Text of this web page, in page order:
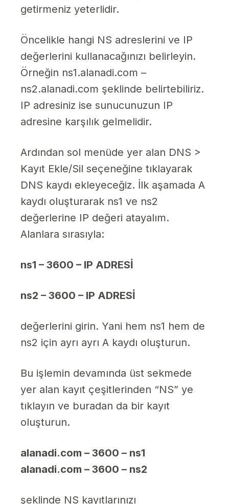
getirmeniz yeterlidir.
Öncelikle hangi NS adreslerini ve IP
değerlerini kullanacağınızı belirleyin.
Örneğin ns1.alanadi.com –
ns2.alanadi.com şeklinde belirtebiliriz.
IP adresiniz ise sunucunuzun IP
adresine karşılık gelmelidir.
Ardından sol menüde yer alan DNS >
Kayıt Ekle/Sil seçeneğine tıklayarak
DNS kaydı ekleyeceğiz. İlk aşamada A
kaydı oluşturarak ns1 ve ns2
değerlerine IP değeri atayalım.
Alanlara sırasıyla:
ns1 – 3600 – IP ADRESİ
ns2 – 3600 – IP ADRESİ
değerlerini girin. Yani hem ns1 hem de
ns2 için ayrı ayrı A kaydı oluşturun.
Bu işlemin devamında üst sekmede
yer alan kayıt çeşitlerinden “NS” ye
tıklayın ve buradan da bir kayıt
oluşturun.
alanadi.com – 3600 – ns1
alanadi.com – 3600 – ns2
şeklinde NS kayıtlarınızı